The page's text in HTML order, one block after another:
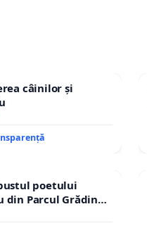
câinilor și
poetului
din Parcul Grădina
culturale!